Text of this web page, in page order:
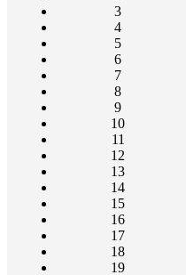
3
4
5
6
7
8
9
10
11
12
13
14
15
16
17
18
19